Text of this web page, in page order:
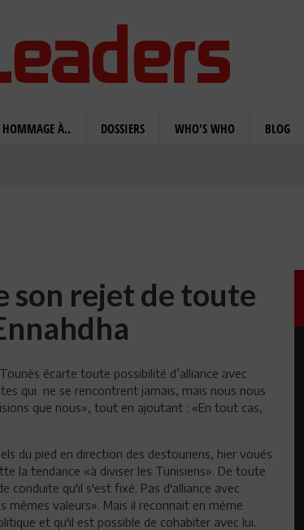
HOMMAGE À.. DOSSIERS WHO'S WHO BLOG
son rejet de toute
écarte toute possibilité d’alliance avec
qui ne se rencontrent jamais, mais nous nous
que nous», tout en ajoutant : «En tout cas,
du pied en direction des destouriens, hier voués
la tendance «à diviser les Tunisiens». De toute
conduite qu'il s'est fixé. Pas d'alliance avec
mêmes valeurs». Mais il reconnait en même
et qu'il est possible de cohabiter avec lui.